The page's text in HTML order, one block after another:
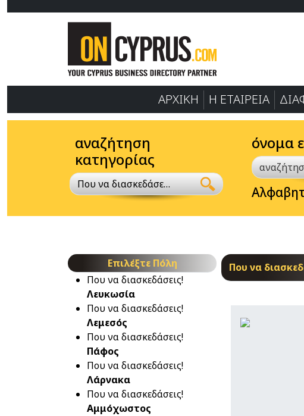
ΑΡΧΙΚΗ Η ΕΤΑΙΡΕΙΑ
αναζήτηση
κατηγορίας
Που να διασκεδάσεις!
όνομα
Επιλέξτε Πόλη
Που να διασκεδάσεις!
Λευκωσία
Που να διασκεδάσεις!
Λεμεσός
Που να διασκεδάσεις!
Πάφος
Που να διασκεδάσεις!
Λάρνακα
Που να διασκεδάσεις!
Αμμόχωστος
Που να